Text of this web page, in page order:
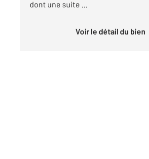
dont une suite ...
Voir le détail du bien